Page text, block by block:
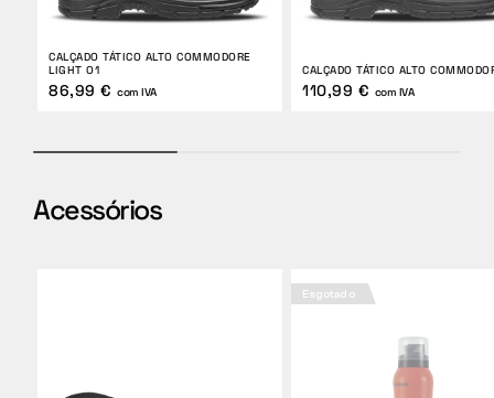
CALÇADO TÁTICO ALTO COMMODORE
LIGHT O1
86,99 € com IVA
CALÇADO TÁTICO ALTO
110,99 € com IVA
Acessórios
Esgotado